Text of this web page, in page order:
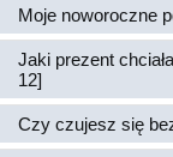
Moje noworoczne
Jaki prezent
12]
Czy czujesz się